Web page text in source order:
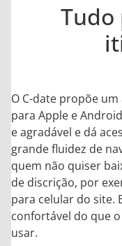
Tudo
O C-date propõe
para Apple e
e agradável e dá
grande fluidez de
quem não quiser
de discrição, por
para celular do site.
confortável do que
usar.